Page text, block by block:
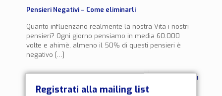
Pensieri Negativi – Come eliminarli
Quanto influenzano realmente la nostra Vita i nostri
pensieri? Ogni giorno pensiamo in media 60.000
volte e ahimè, almeno il 50% di questi pensieri è
negativo […]
Leggi di più
Registrati alla mailing list